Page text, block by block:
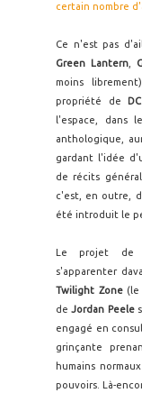
certain nombre
Ce n'est pas
Green Lantern,
moins
propriété de
l'espace, dans
anthologique,
gardant l'idée
de récits
c'est, en outre,
été introduit le
Le projet de
s'apparenter
Twilight Zone(le
deJordan Peele
engagé en
grinçante
humains
pouvoirs. Là-